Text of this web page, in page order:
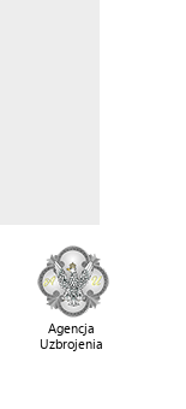
Agencja
Uzbrojenia